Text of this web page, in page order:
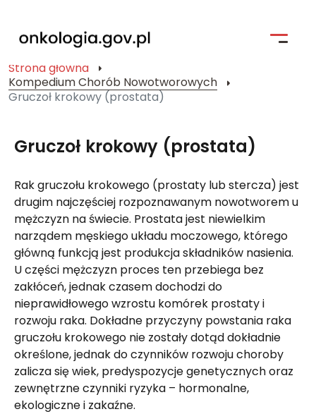
Strona główna
Pacjent i jego bliscy
Kompendium Chorób Nowotworowych
Badania kliniczne
Narodowa Strategia Onkologiczna
Wyszukiwarka
Strona główna
Kompedium Chorób Nowotworowych
Gruczoł krokowy (prostata)
Gruczoł krokowy (prostata)
Rak gruczołu krokowego (prostaty lub stercza) jest
drugim najczęściej rozpoznawanym nowotworem u
mężczyzn na świecie. Prostata jest niewielkim
narządem męskiego układu moczowego, którego
główną funkcją jest produkcja składników nasienia.
U części mężczyzn proces ten przebiega bez
zakłóceń, jednak czasem dochodzi do
nieprawidłowego wzrostu komórek prostaty i
rozwoju raka. Dokładne przyczyny powstania raka
gruczołu krokowego nie zostały dotąd dokładnie
określone, jednak do czynników rozwoju choroby
zalicza się wiek, predyspozycje genetycznych oraz
zewnętrzne czynniki ryzyka – hormonalne,
ekologiczne i zakaźne.